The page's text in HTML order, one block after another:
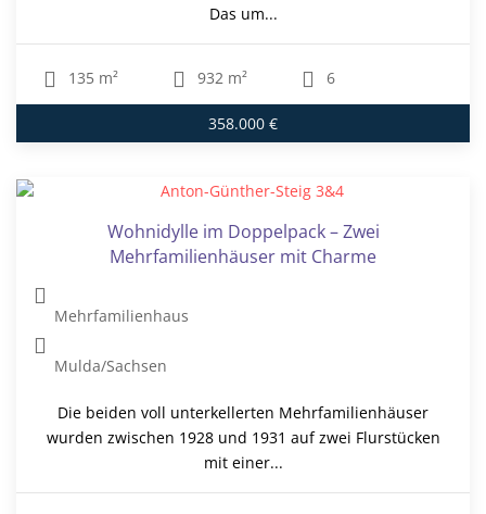
Das um...
135 m² 932 m² 6
358.000 €
Wohnidylle im Doppelpack – Zwei
Mehrfamilienhäuser mit Charme
Mehrfamilienhaus
Mulda/Sachsen
Die beiden voll unterkellerten Mehrfamilienhäuser
wurden zwischen 1928 und 1931 auf zwei Flurstücken
mit einer...